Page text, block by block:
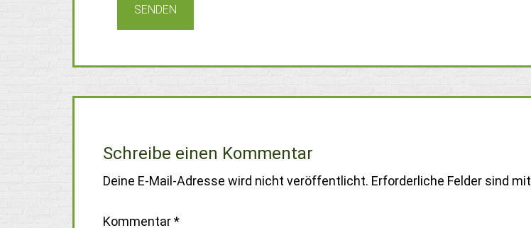
Schreibe einen Kommentar
Deine E-Mail-Adresse wird nicht veröffentlicht. Erforderliche Felder sind mit
Kommentar*